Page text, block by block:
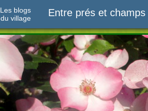
Les blogs
du village
Entre prés et champs